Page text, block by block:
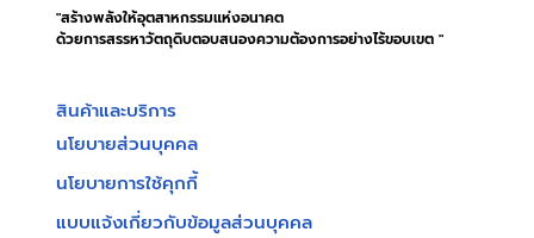
"สร้างพลังให้อุตสาหกรรมแห่งอนาคต
ด้วยการสรรหาวัตถุดิบตอบสนองความต้องการอย่างไร้ขอบเขต "
สินค้าและบริการ
นโยบายส่วนบุคคล
นโยบายการใช้คุกกี้
แบบแจ้งเกี่ยวกับข้อมูลส่วนบุคคล